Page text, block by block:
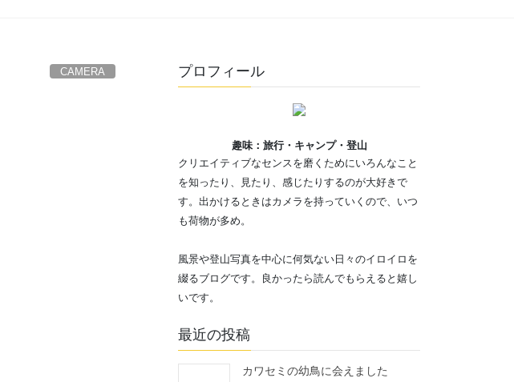
CAMERA プロフィール
趣味：旅行・キャンプ・登山
クリエイティブなセンスを磨くためにいろんなこと
を知ったり、見たり、感じたりするのが大好きで
す。出かけるときはカメラを持っていくので、いつ
も荷物が多め。
風景や登山写真を中心に何気ない日々のイロイロを
綴るブログです。良かったら読んでもらえると嬉し
いです。
最近の投稿
カワセミの幼鳥に会えました